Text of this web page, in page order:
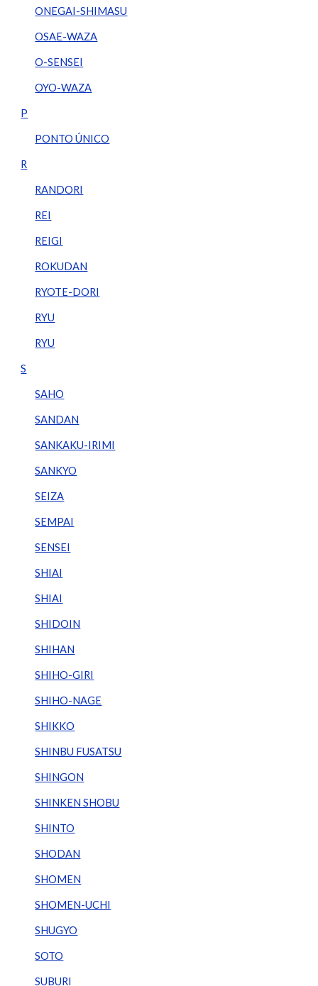
ONEGAI-SHIMASU
OSAE-WAZA
O-SENSEI
OYO-WAZA
P
PONTO ÚNICO
R
RANDORI
REI
REIGI
ROKUDAN
RYOTE-DORI
RYU
RYU
S
SAHO
SANDAN
SANKAKU-IRIMI
SANKYO
SEIZA
SEMPAI
SENSEI
SHIAI
SHIAI
SHIDOIN
SHIHAN
SHIHO-GIRI
SHIHO-NAGE
SHIKKO
SHINBU FUSATSU
SHINGON
SHINKEN SHOBU
SHINTO
SHODAN
SHOMEN
SHOMEN-UCHI
SHUGYO
SOTO
SUBURI